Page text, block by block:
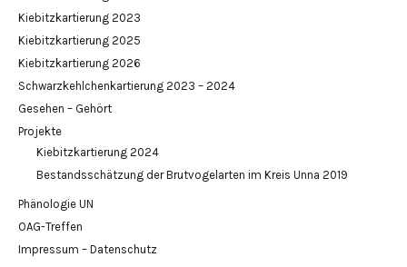
Kiebitzkartierung 2023
Kiebitzkartierung 2025
Kiebitzkartierung 2026
Schwarzkehlchenkartierung 2023 – 2024
Gesehen – Gehört
Projekte
Kiebitzkartierung 2024
Bestandsschätzung der Brutvogelarten im Kreis Unna 2019
Phänologie UN
OAG-Treffen
Impressum – Datenschutz